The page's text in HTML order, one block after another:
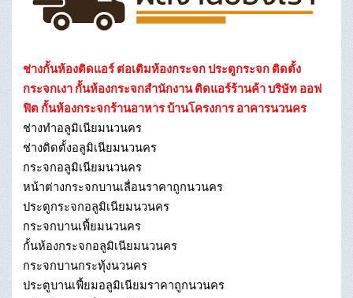
ช่างกั้นห้องติดแอร์ ต่อเติมห้องกระจก ประตูกระจก ติดตั้ง
กระจกเงา กั้นห้องกระจกสำนักงาน ติดแอร์ร้านค้า บริษัท ออฟ
ฟิต กั้นห้องกระจกร้านอาหาร บ้านโครงการ อาคารนวนคร
ช่างทําอลูมิเนียมนวนคร
ช่างติดตั้งอลูมิเนียมนวนคร
กระจกอลูมิเนียมนวนคร
หน้าต่างกระจกบานเลื่อนราคาถูกนวนคร
ประตูกระจกอลูมิเนียมนวนคร
กระจกบานเฟี้ยมนวนคร
กั้นห้องกระจกอลูมิเนียมนวนคร
กระจกบานกระทุ้งนวนคร
ประตูบานเฟี้ยมอลูมิเนียมราคาถูกนวนคร